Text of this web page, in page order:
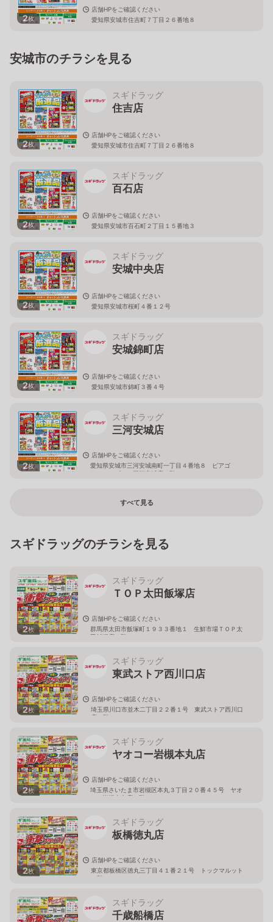
2枚
店舗HPをご確認ください
愛知県安城市住吉町７丁目２６番地８
安城市のチラシを見る
2枚
スギドラッグ
住吉店
店舗HPをご確認ください
愛知県安城市住吉町７丁目２６番地８
2枚
スギドラッグ
百石店
店舗HPをご確認ください
愛知県安城市百石町２丁目１５番地３
2枚
スギドラッグ
安城中央店
店舗HPをご確認ください
愛知県安城市桜町４番１２号
2枚
スギドラッグ
安城錦町店
店舗HPをご確認ください
愛知県安城市錦町３番４号
2枚
スギドラッグ
三河安城店
店舗HPをご確認ください
愛知県安城市三河安城南町一丁目４番地８ ピアゴ
ラ フーズコア三河安城店１階
すべて見る
スギドラッグのチラシを見る
2枚
スギドラッグ
ＴＯＰ太田飯塚店
店舗HPをご確認ください
群馬県太田市飯塚町１９３３番地１ 生鮮市場ＴＯＰ太
田飯塚店１階
2枚
スギドラッグ
東武ストア西川口店
店舗HPをご確認ください
埼玉県川口市並木二丁目２２番１号 東武ストア西川口
店２階
2枚
スギドラッグ
ヤオコー岩槻本丸店
店舗HPをご確認ください
埼玉県さいたま市岩槻区本丸３丁目２０番４５号 ヤオ
コー岩槻本丸店２階
2枚
スギドラッグ
板橋徳丸店
店舗HPをご確認ください
東京都板橋区徳丸三丁目４１番２１号 トックマルット
１階
スギドラッグ
千歳船橋店